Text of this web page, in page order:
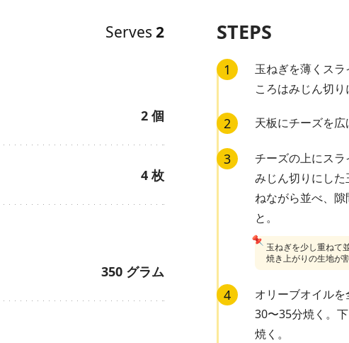
Serves 2
2 個
4 枚
350 グラム
STEPS
1
玉ねぎを薄くス
ころはみじん切
2 天板にチーズを広
3
チーズの上にス
みじん切りにし
ねながら並べ、
と。
玉ねぎを少し重ねて
焼き上がりの生地が
📌
4
オリーブオイル
30〜35分焼く。
焼く。